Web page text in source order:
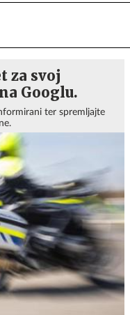
za svoj
Googlu.
ter spremljajte